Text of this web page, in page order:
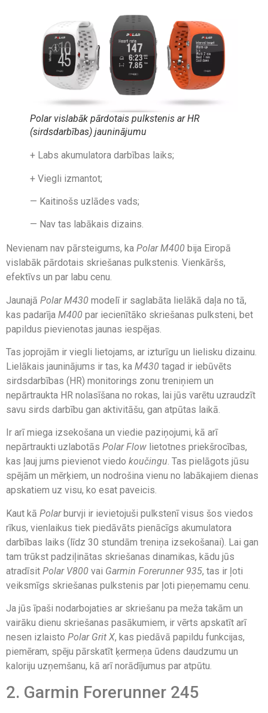
Polar vislabāk pārdotais pulkstenis ar HR
(sirdsdarbības) jauninājumu
+ Labs akumulatora darbības laiks;
+ Viegli izmantot;
— Kaitinošs uzlādes vads;
— Nav tas labākais dizains.
Nevienam nav pārsteigums, ka Polar M400 bija Eiropā
vislabāk pārdotais skriešanas pulkstenis. Vienkāršs,
efektīvs un par labu cenu.
Jaunajā Polar M430 modelī ir saglabāta lielākā daļa no tā,
kas padarīja M400 par iecienītāko skriešanas pulksteni, bet
papildus pievienotas jaunas iespējas.
Tas joprojām ir viegli lietojams, ar izturīgu un lielisku dizainu.
Lielākais jauninājums ir tas, ka M430 tagad ir iebūvēts
sirdsdarbības (HR) monitorings zonu treniņiem un
nepārtraukta HR nolasīšana no rokas, lai jūs varētu uzraudzīt
savu sirds darbību gan aktivitāšu, gan atpūtas laikā.
Ir arī miega izsekošana un viedie paziņojumi, kā arī
nepārtraukti uzlabotās Polar Flow lietotnes priekšrocības,
kas ļauj jums pievienot viedo koučingu. Tas pielāgots jūsu
spējām un mērķiem, un nodrošina vienu no labākajiem dienas
apskatiem uz visu, ko esat paveicis.
Kaut kā Polarburvji ir ievietojuši pulkstenī visus šos viedos
rīkus, vienlaikus tiek piedāvāts pienācīgs akumulatora
darbības laiks (līdz 30 stundām treniņa izsekošanai). Lai gan
tam trūkst padziļinātas skriešanas dinamikas, kādu jūs
atradīsit Polar V800 vai Garmin Forerunner 935, tas ir ļoti
veiksmīgs skriešanas pulkstenis par ļoti pieņemamu cenu.
Ja jūs īpaši nodarbojaties ar skriešanu pa meža takām un
vairāku dienu skriešanas pasākumiem, ir vērts apskatīt arī
nesen izlaisto Polar Grit X, kas piedāvā papildu funkcijas,
piemēram, spēju pārskatīt ķermeņa ūdens daudzumu un
kaloriju uzņemšanu, kā arī norādījumus par atpūtu.
2. Garmin Forerunner 245